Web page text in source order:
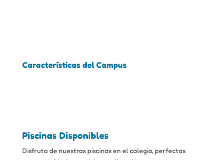
Características del Campus
Piscinas Disponibles
Disfruta de nuestras piscinas en el colegio, perfectas